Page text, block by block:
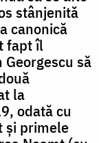
stânjenită
canonică
fapt îl
să
la
odată cu
și primele